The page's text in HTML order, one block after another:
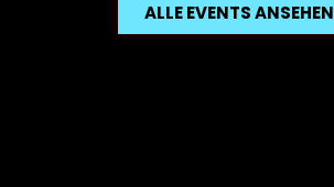
ALLE EVENTS ANSEHEN